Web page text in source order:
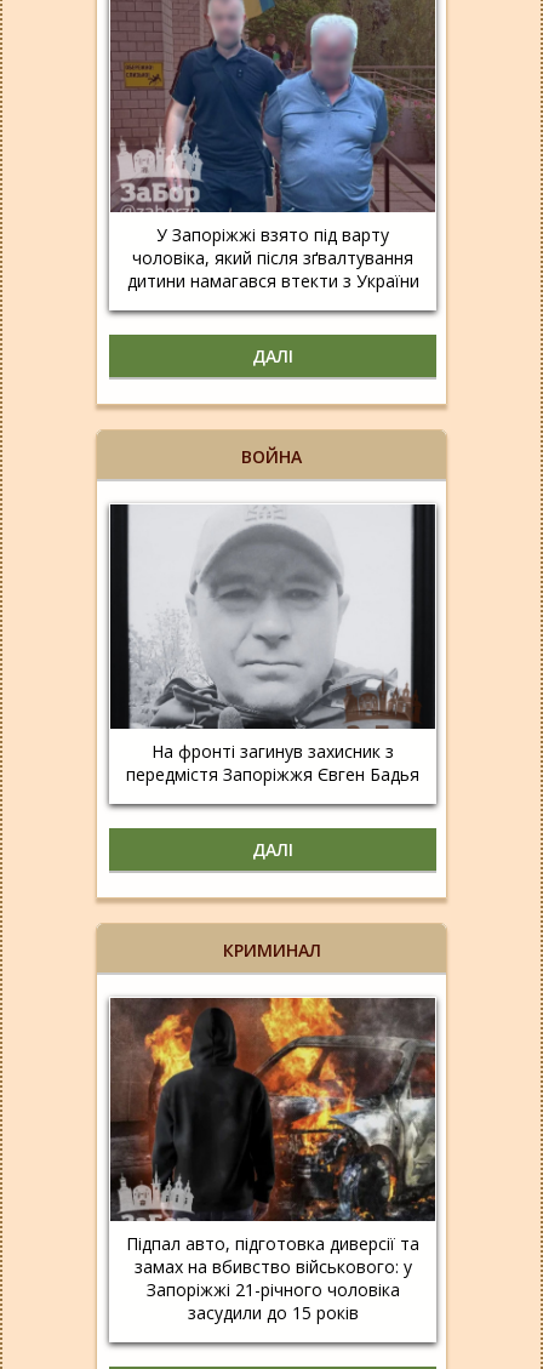
У Запоріжжі взято під варту
чоловіка, який після зґвалтування
дитини намагався втекти з України
ДАЛІ
ВОЙНА
На фронті загинув захисник з
передмістя Запоріжжя Євген Бадья
ДАЛІ
КРИМИНАЛ
Підпал авто, підготовка диверсії та
замах на вбивство військового: у
Запоріжжі 21-річного чоловіка
засудили до 15 років